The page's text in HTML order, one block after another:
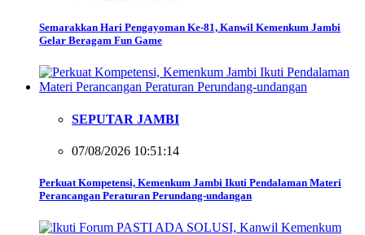
Semarakkan Hari Pengayoman Ke-81, Kanwil Kemenkum Jambi
Gelar Beragam Fun Game
SEPUTAR JAMBI
07/08/2026 10:51:14
Perkuat Kompetensi, Kemenkum Jambi Ikuti Pendalaman Materi
Perancangan Peraturan Perundang-undangan